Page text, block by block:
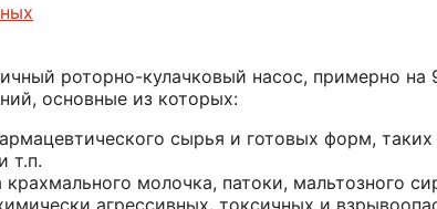
роторно-кулачковый насос, примерно
основные из которых:
сырья и готовых форм,
т.п.
молочка, патоки, мальтозного